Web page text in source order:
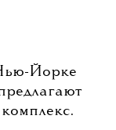
Йорке